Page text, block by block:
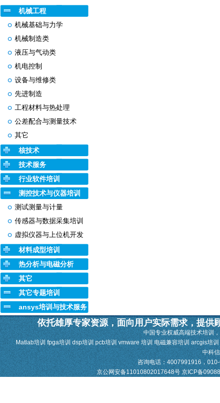
机械工程
机械基础与力学
机械制造类
液压与气动类
机电控制
设备与维修类
先进制造
工程材料与热处理
公差配合与测量技术
其它
核技术
技术服务
行业软件培训
测控技术与仪器培训
测试测量与计量
传感器与数据采集培训
虚拟仪器与上位机开发
材料成型培训
热分析与电磁分析
其它
其它专题培训
ansys培训与技术服务
依托雄厚专家资源，面向用户实际需求，提供
中国专业权威高端技术培训
Matlab培训 fpga培训 dsp培训 pcb培训 vmware 培训 电磁兼容培训 arcgis培
中科
咨询电话：4007991916，
京公网安备11010802017648号京ICP备